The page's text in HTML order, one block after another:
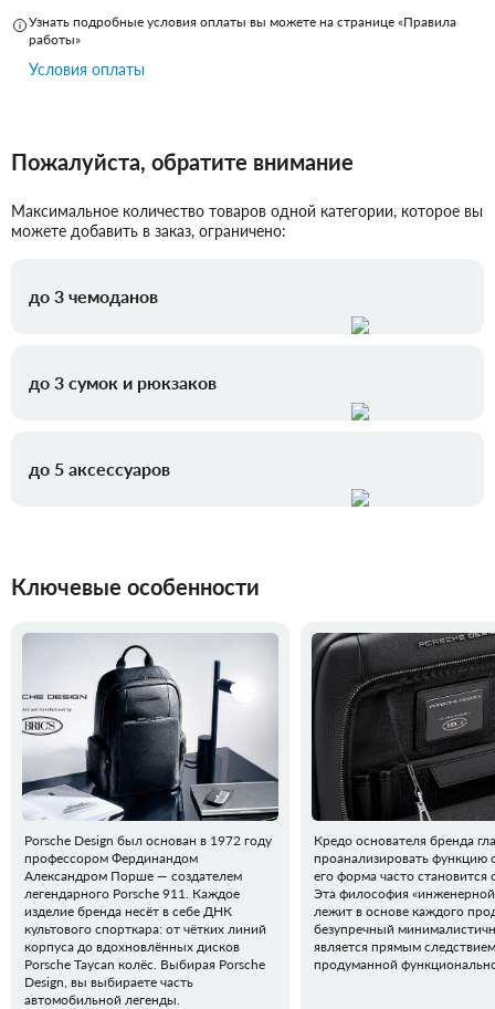
Узнать подробные условия оплаты вы можете на странице «Правила
работы»
Условия оплаты
Пожалуйста, обратите внимание
Максимальное количество товаров одной категории, которое вы
можете добавить в заказ, ограничено:
до 3 чемоданов
до 3 сумок и рюкзаков
до 5 аксессуаров
Ключевые особенности
Porsche Design был основан в 1972 году
профессором Фердинандом
Александром Порше — создателем
легендарного Porsche 911. Каждое
изделие бренда несёт в себе ДНК
культового спорткара: от чётких линий
корпуса до вдохновлённых дисков
Porsche Taycan колёс. Выбирая Porsche
Design, вы выбираете часть
автомобильной легенды.
Кредо основателя бренда
проанализировать функцию
его форма часто становится
Эта философия
лежит в основе каждого
безупречный
является прямым следствием
продуманной